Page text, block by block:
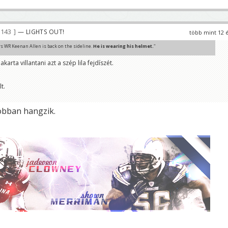
több mint 12
— LIGHTS OUT!
WR Keenan Allen is back on the sideline.He is wearing his helmet."
pedig a pályán volt. 😀
villantani azt a szép lila fejdíszét.
hangzik.